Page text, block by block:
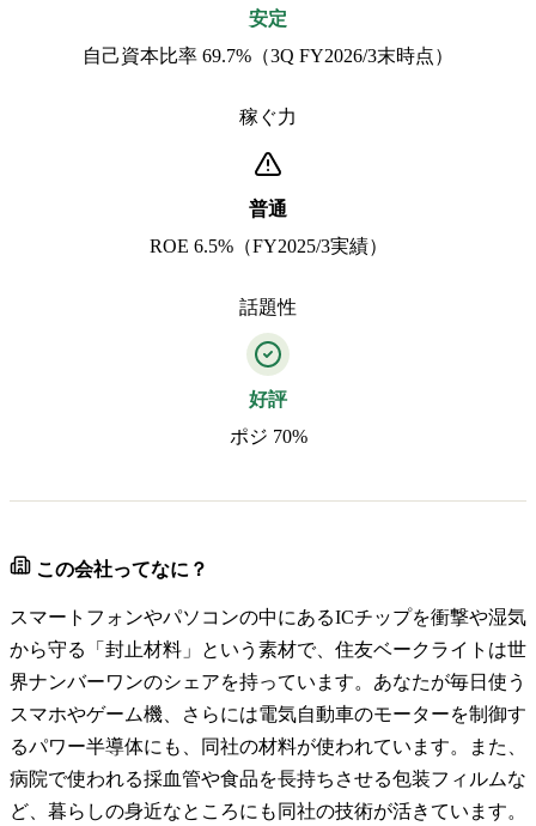
安定
自己資本比率 69.7%（3Q FY2026/3末時点）
稼ぐ力
普通
ROE 6.5%（FY2025/3実績）
話題性
好評
ポジ 70%
この会社ってなに？
スマートフォンやパソコンの中にあるICチップを衝撃や湿気
から守る「封止材料」という素材で、住友ベークライトは世
界ナンバーワンのシェアを持っています。あなたが毎日使う
スマホやゲーム機、さらには電気自動車のモーターを制御す
るパワー半導体にも、同社の材料が使われています。また、
病院で使われる採血管や食品を長持ちさせる包装フィルムな
ど、暮らしの身近なところにも同社の技術が活きています。